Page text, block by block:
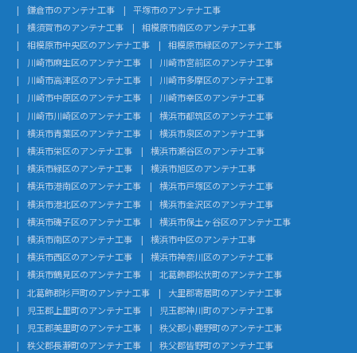
鎌倉市のアンテナ工事
平塚市のアンテナ工事
横須賀市のアンテナ工事
相模原市南区のアンテナ工事
相模原市中央区のアンテナ工事
相模原市緑区のアンテナ工事
川崎市麻生区のアンテナ工事
川崎市宮前区のアンテナ工事
川崎市高津区のアンテナ工事
川崎市多摩区のアンテナ工事
川崎市中原区のアンテナ工事
川崎市幸区のアンテナ工事
川崎市川崎区のアンテナ工事
横浜市都筑区のアンテナ工事
横浜市青葉区のアンテナ工事
横浜市泉区のアンテナ工事
横浜市栄区のアンテナ工事
横浜市瀬谷区のアンテナ工事
横浜市緑区のアンテナ工事
横浜市旭区のアンテナ工事
横浜市港南区のアンテナ工事
横浜市戸塚区のアンテナ工事
横浜市港北区のアンテナ工事
横浜市金沢区のアンテナ工事
横浜市磯子区のアンテナ工事
横浜市保土ヶ谷区のアンテナ工事
横浜市南区のアンテナ工事
横浜市中区のアンテナ工事
横浜市西区のアンテナ工事
横浜市神奈川区のアンテナ工事
横浜市鶴見区のアンテナ工事
北葛飾郡松伏町のアンテナ工事
北葛飾郡杉戸町のアンテナ工事
大里郡寄居町のアンテナ工事
児玉郡上里町のアンテナ工事
児玉郡神川町のアンテナ工事
児玉郡美里町のアンテナ工事
秩父郡小鹿野町のアンテナ工事
秩父郡長瀞町のアンテナ工事
秩父郡皆野町のアンテナ工事